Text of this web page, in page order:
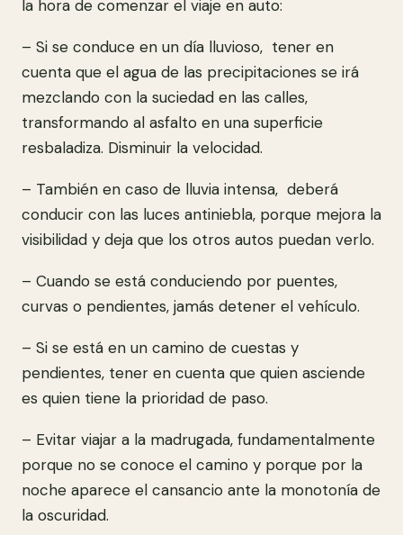
la hora de comenzar el viaje en auto:
– Si se conduce en un día lluvioso, tener en
cuenta que el agua de las precipitaciones se irá
mezclando con la suciedad en las calles,
transformando al asfalto en una superficie
resbaladiza. Disminuir la velocidad.
– También en caso de lluvia intensa, deberá
conducir con las luces antiniebla, porque mejora la
visibilidad y deja que los otros autos puedan verlo.
– Cuando se está conduciendo por puentes,
curvas o pendientes, jamás detener el vehículo.
– Si se está en un camino de cuestas y
pendientes, tener en cuenta que quien asciende
es quien tiene la prioridad de paso.
– Evitar viajar a la madrugada, fundamentalmente
porque no se conoce el camino y porque por la
noche aparece el cansancio ante la monotonía de
la oscuridad.